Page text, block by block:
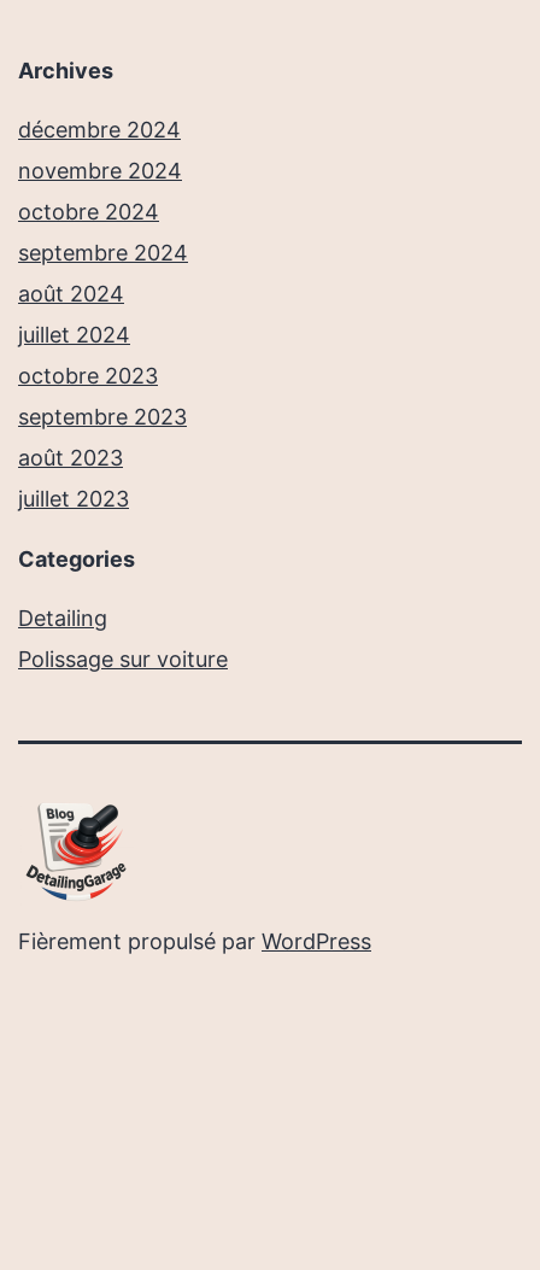
Archives
décembre 2024
novembre 2024
octobre 2024
septembre 2024
août 2024
juillet 2024
octobre 2023
septembre 2023
août 2023
juillet 2023
Categories
Detailing
Polissage sur voiture
Fièrement propulsé par WordPress